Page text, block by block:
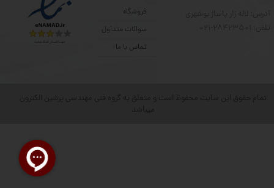
فروشگاه
سوالات متداول
تماس با ما